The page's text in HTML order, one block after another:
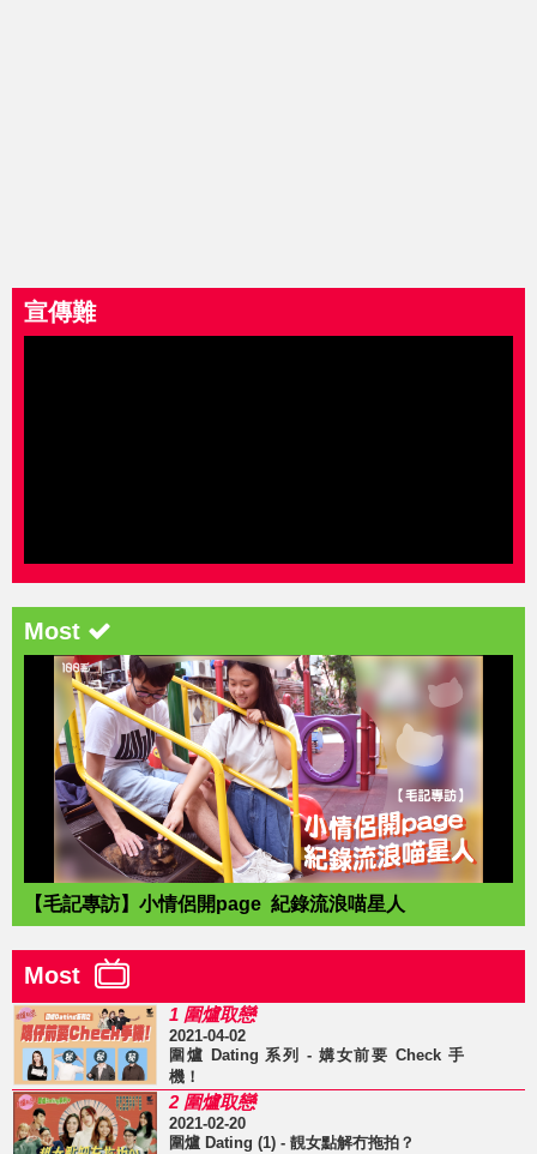
宣傳難
Most
【毛記專訪】小情侶開page 紀錄流浪喵星人
Most
1 圍爐取戀
2021-04-02
圍爐 Dating 系列 - 媾女前要 Check 手
機！
2 圍爐取戀
2021-02-20
圍爐 Dating (1) - 靚女點解冇拖拍？